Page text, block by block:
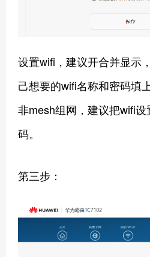
设置wifi，建议开合并显示
己想要的wifi名称和密码填
非mesh组网，建议把wifi
码。
第三步：